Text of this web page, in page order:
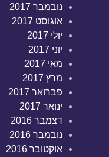
נובמבר 2017
אוגוסט 2017
יולי 2017
יוני 2017
מאי 2017
מרץ 2017
פברואר 2017
ינואר 2017
דצמבר 2016
נובמבר 2016
אוקטובר 2016